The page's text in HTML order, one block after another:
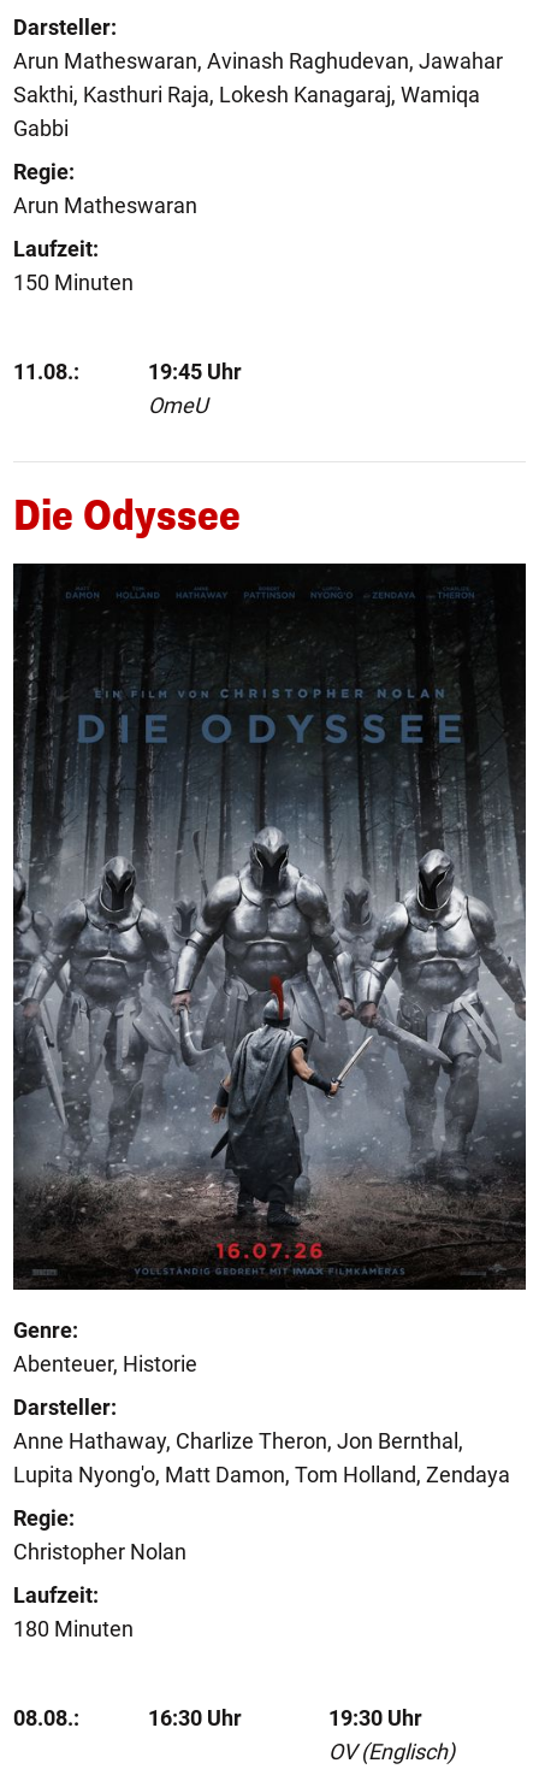
Darsteller:
Arun Matheswaran, Avinash Raghudevan, Jawahar
Sakthi, Kasthuri Raja, Lokesh Kanagaraj, Wamiqa
Gabbi
Regie:
Arun Matheswaran
Laufzeit:
150 Minuten
11.08.:
19:45 Uhr
OmeU
Die Odyssee
Genre:
Abenteuer, Historie
Darsteller:
Anne Hathaway, Charlize Theron, Jon Bernthal,
Lupita Nyong'o, Matt Damon, Tom Holland, Zendaya
Regie:
Christopher Nolan
Laufzeit:
180 Minuten
08.08.: 16:30 Uhr
19:30 Uhr
OV (Englisch)